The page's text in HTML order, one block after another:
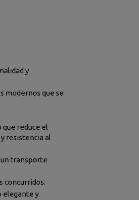
y
modernos que se
reduce el
resistencia al
un transporte
concurridos.
elegante y